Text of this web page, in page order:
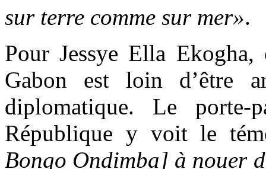
sur terre comme sur mer».
Pour Jessye Ella
Gabon est loin d’être
diplomatique. Le
République y voit le
Bongo Ondimba] à nouer